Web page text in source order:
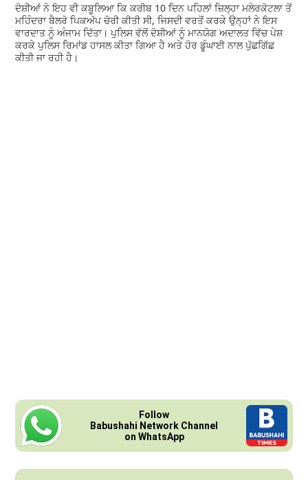
ਦੋਸ਼ੀਆਂ ਨੇ ਇਹ ਵੀ ਕਬੂਲਿਆ ਕਿ ਕਰੀਬ 10 ਦਿਨ ਪਹਿਲਾਂ ਜ਼ਿਲ੍ਹਾ ਮਲੇਰਕੋਟਲਾ ਤੋਂ
ਮਹਿੰਦਰਾ ਬੈਲਰੋ ਪਿਕਅੱਪ ਚੋਰੀ ਕੀਤੀ ਸੀ, ਜਿਸਦੀ ਵਰਤੋਂ ਕਰਕੇ ਉਨ੍ਹਾਂ ਨੇ ਇਸ
ਵਾਰਦਾਤ ਨੂੰ ਅੰਜਾਮ ਦਿੱਤਾ। ਪੁਲਿਸ ਵੱਲੋਂ ਦੋਸ਼ੀਆਂ ਨੂੰ ਮਾਨਯੋਗ ਅਦਾਲਤ ਵਿੱਚ ਪੇਸ਼
ਕਰਕੇ ਪੁਲਿਸ ਰਿਮਾਂਡ ਹਾਸਲ ਕੀਤਾ ਗਿਆ ਹੈ ਅਤੇ ਹੋਰ ਡੂੰਘਾਈ ਨਾਲ ਪੁੱਛਗਿੱਛ
ਕੀਤੀ ਜਾ ਰਹੀ ਹੈ।
Follow
Babushahi Network Channel
on WhatsApp